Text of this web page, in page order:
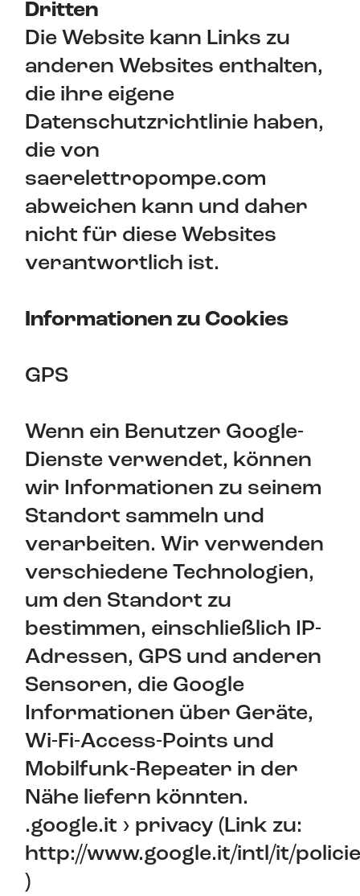
Dritten
Die Website kann Links zu
anderen Websites enthalten,
die ihre eigene
Datenschutzrichtlinie haben,
die von
saerelettropompe.com
abweichen kann und daher
nicht für diese Websites
verantwortlich ist.
Informationen zu Cookies
GPS
Wenn ein Benutzer Google-
Dienste verwendet, können
wir Informationen zu seinem
Standort sammeln und
verarbeiten. Wir verwenden
verschiedene Technologien,
um den Standort zu
bestimmen, einschließlich IP-
Adressen, GPS und anderen
Sensoren, die Google
Informationen über Geräte,
Wi-Fi-Access-Points und
Mobilfunk-Repeater in der
Nähe liefern könnten.
.google.it › privacy (Link zu:
http://www.google.it/intl/it/
)